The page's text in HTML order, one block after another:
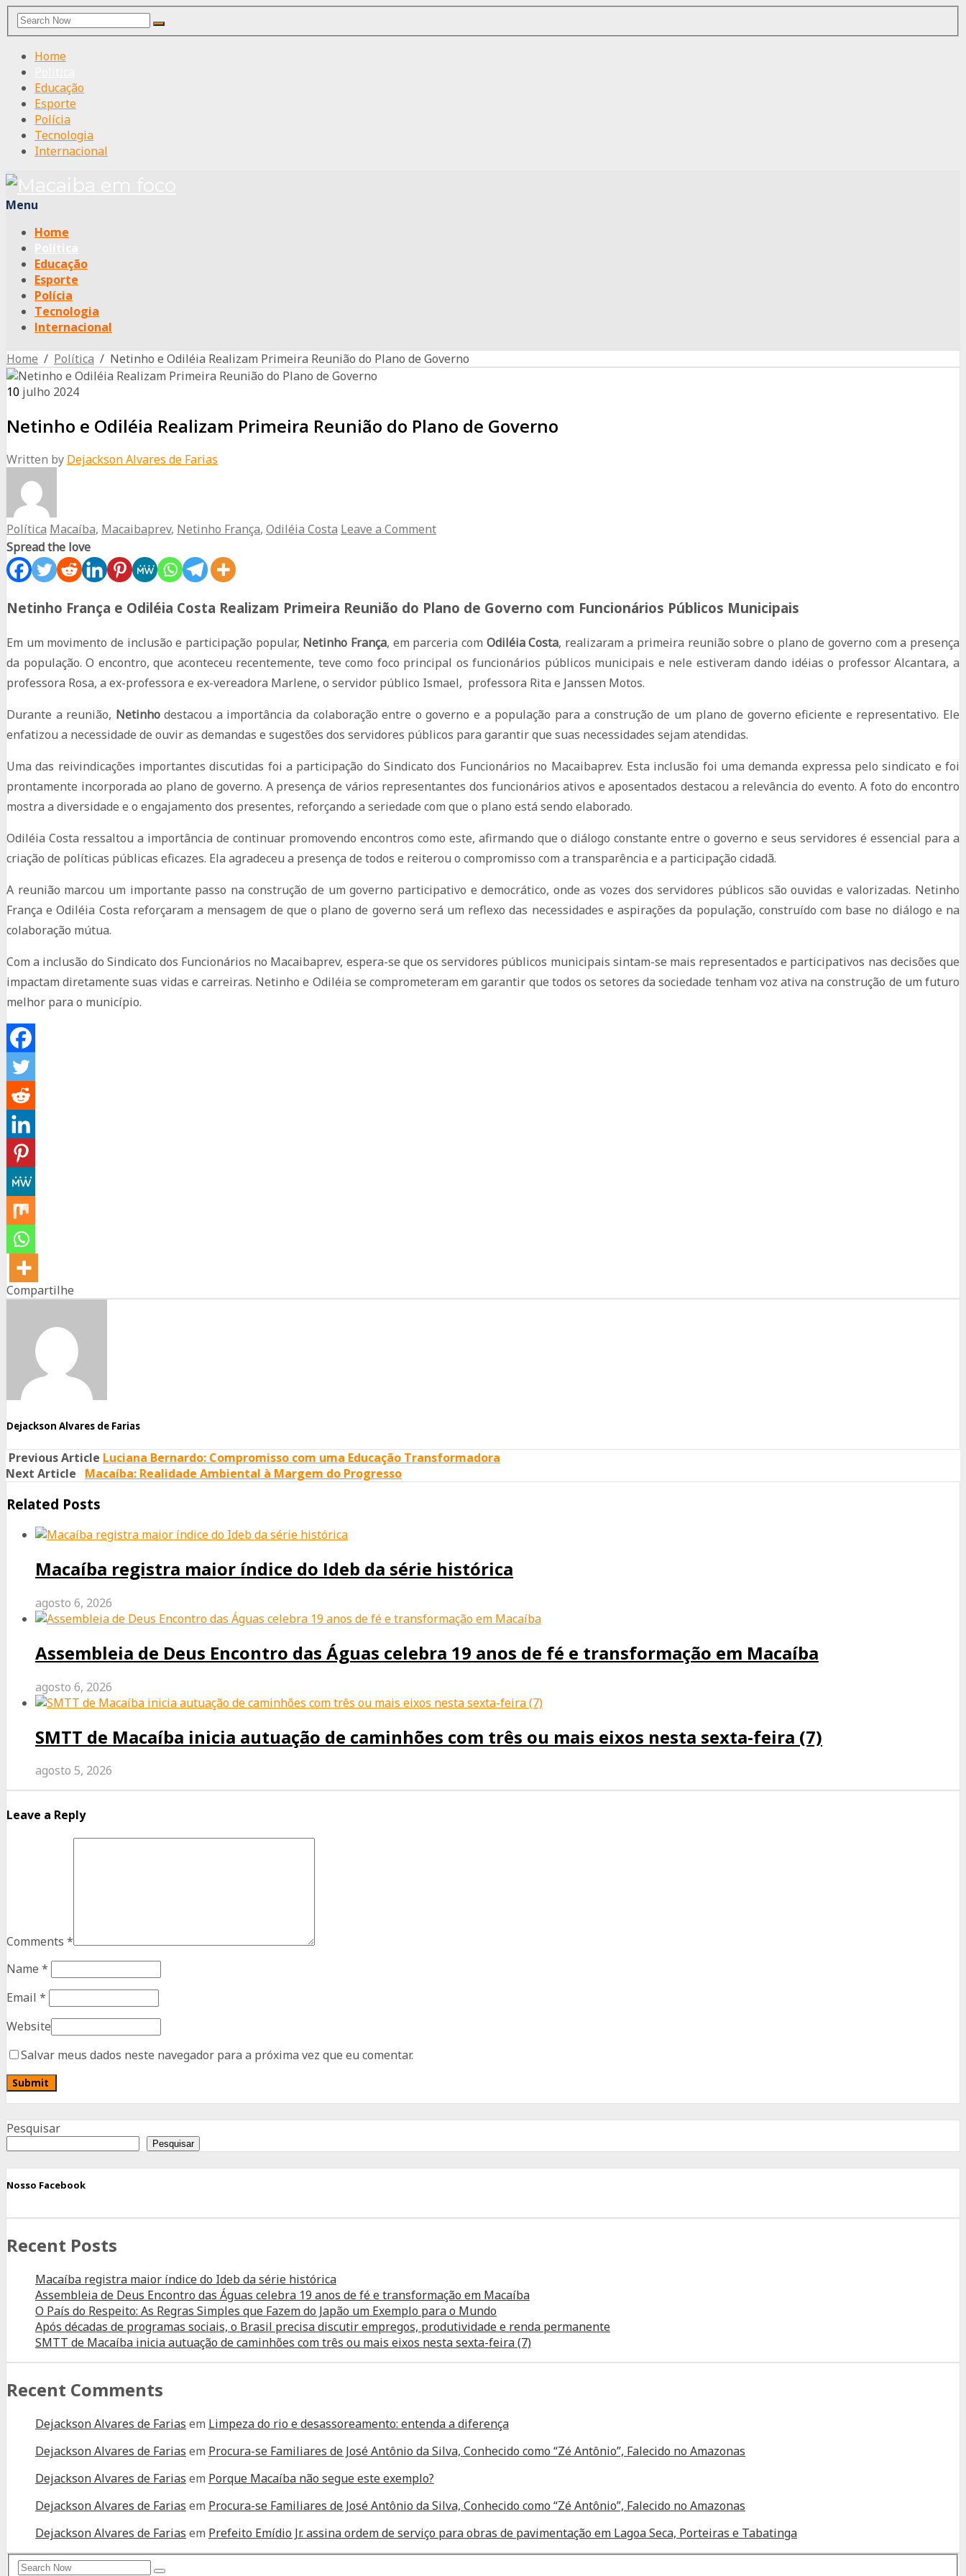
Search
for:
Search
Home
Educação
Esporte
Polícia
Tecnologia
Internacional
Menu
Home
Educação
Esporte
Polícia
Tecnologia
Internacional
Home / Política / Netinho e Odiléia Realizam Primeira Reunião do Plano de Governo
10 julho 2024
Netinho e Odiléia Realizam Primeira Reunião do Plano de Governo
Written by Dejackson Alvares de Farias
Política Macaíba, Macaibaprev, Netinho França, Odiléia Costa Leave a Comment
Spread the love
Netinho França e Odiléia Costa Realizam Primeira Reunião do Plano de Governo com Funcionários Públicos Municipais
Em um movimento de inclusão e participação popular, Netinho França, em parceria com Odiléia Costa, realizaram a primeira reunião sobre o plano de governo com a presença
da população. O encontro, que aconteceu recentemente, teve como foco principal os funcionários públicos municipais e nele estiveram dando idéias o professor Alcantara, a
professora Rosa, a ex-professora e ex-vereadora Marlene, o servidor público Ismael, professora Rita e Janssen Motos.
Durante a reunião, Netinhodestacou a importância da colaboração entre o governo e a população para a construção de um plano de governo eficiente e representativo. Ele
enfatizou a necessidade de ouvir as demandas e sugestões dos servidores públicos para garantir que suas necessidades sejam atendidas.
Uma das reivindicações importantes discutidas foi a participação do Sindicato dos Funcionários no Macaibaprev. Esta inclusão foi uma demanda expressa pelo sindicato e foi
prontamente incorporada ao plano de governo. A presença de vários representantes dos funcionários ativos e aposentados destacou a relevância do evento. A foto do encontro
mostra a diversidade e o engajamento dos presentes, reforçando a seriedade com que o plano está sendo elaborado.
Odiléia Costa ressaltou a importância de continuar promovendo encontros como este, afirmando que o diálogo constante entre o governo e seus servidores é essencial para a
criação de políticas públicas eficazes. Ela agradeceu a presença de todos e reiterou o compromisso com a transparência e a participação cidadã.
A reunião marcou um importante passo na construção de um governo participativo e democrático, onde as vozes dos servidores públicos são ouvidas e valorizadas. Netinho
França e Odiléia Costa reforçaram a mensagem de que o plano de governo será um reflexo das necessidades e aspirações da população, construído com base no diálogo e na
colaboração mútua.
Com a inclusão do Sindicato dos Funcionários no Macaibaprev, espera-se que os servidores públicos municipais sintam-se mais representados e participativos nas decisões que
impactam diretamente suas vidas e carreiras. Netinho e Odiléia se comprometeram em garantir que todos os setores da sociedade tenham voz ativa na construção de um futuro
melhor para o município.
Compartilhe
Facebook
Twitter
Whatsapp
Dejackson Alvares de Farias
Previous Article Luciana Bernardo: Compromisso com uma Educação Transformadora
Next Article
Macaíba: Realidade Ambiental à Margem do Progresso
Related Posts
Macaíba registra maior índice do Ideb da série histórica
agosto 6, 2026
Assembleia de Deus Encontro das Águas celebra 19 anos de fé e transformação em Macaíba
agosto 6, 2026
SMTT de Macaíba inicia autuação de caminhões com três ou mais eixos nesta sexta-feira (7)
agosto 5, 2026
Leave a Reply
Comments *
Name *
Email *
Website
Salvar meus dados neste navegador para a próxima vez que eu comentar.
Pesquisar
Pesquisar
Nosso Facebook
Recent Posts
Macaíba registra maior índice do Ideb da série histórica
Assembleia de Deus Encontro das Águas celebra 19 anos de fé e transformação em Macaíba
O País do Respeito: As Regras Simples que Fazem do Japão um Exemplo para o Mundo
Após décadas de programas sociais, o Brasil precisa discutir empregos, produtividade e renda permanente
SMTT de Macaíba inicia autuação de caminhões com três ou mais eixos nesta sexta-feira (7)
Recent Comments
Dejackson Alvares de Farias em Limpeza do rio e desassoreamento: entenda a diferença
Dejackson Alvares de Farias em Procura-se Familiares de José Antônio da Silva, Conhecido como “Zé Antônio”, Falecido no Amazonas
Dejackson Alvares de Farias em Porque Macaíba não segue este exemplo?
Dejackson Alvares de Farias em Procura-se Familiares de José Antônio da Silva, Conhecido como “Zé Antônio”, Falecido no Amazonas
Dejackson Alvares de Farias em Prefeito Emídio Jr. assina ordem de serviço para obras de pavimentação em Lagoa Seca, Porteiras e Tabatinga
Search